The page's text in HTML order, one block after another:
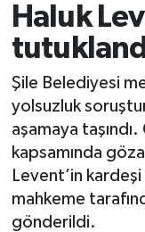
Haluk
Şile Belediyesi
yolsuzluk
aşamaya
kapsamında
Levent’in kardeşi
mahkeme
gönderildi.
Eğitim
Ekonomi
Gündem
Tüm
Son Dakika
Haber Arşivi